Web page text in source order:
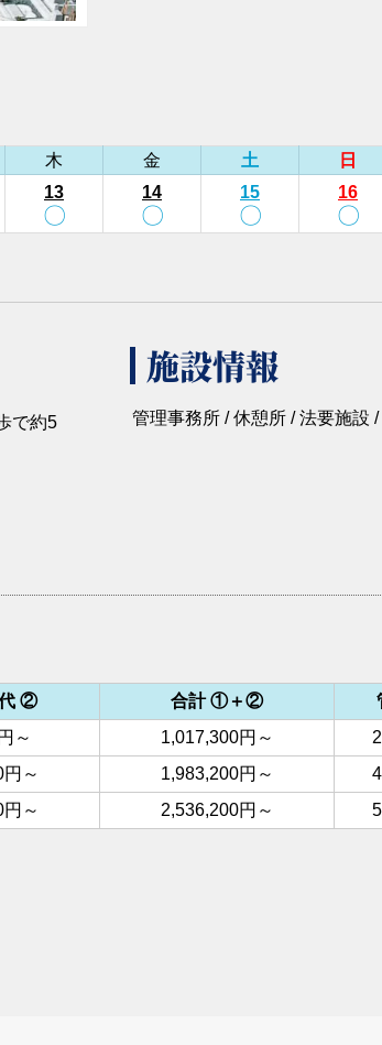
木 金 土 日
13
〇
14
〇
15
〇
16
〇
で約5
施設情報
管理事務所 / 休憩所 / 法要施設
② 合計 ①＋②
～ 1,017,300円～
～ 1,983,200円～
～ 2,536,200円～